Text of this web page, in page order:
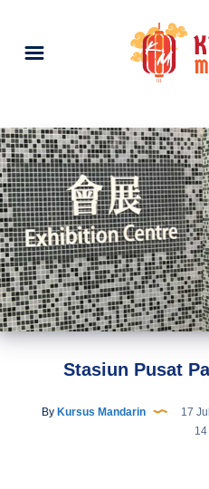
Stasiun Pusat
By Kursus Mandarin 17
14